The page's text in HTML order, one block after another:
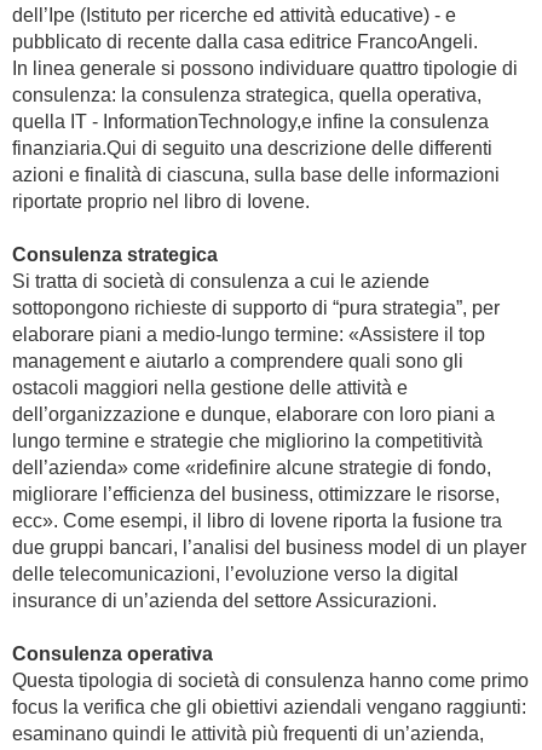
dell’Ipe (Istituto per ricerche ed attività educative) - e
pubblicato di recente dalla casa editrice FrancoAngeli.
In linea generale si possono individuare quattro tipologie di
consulenza: la consulenza strategica, quella operativa,
quella IT - InformationTechnology,e infine la consulenza
finanziaria.Qui di seguito una descrizione delle differenti
azioni e finalità di ciascuna, sulla base delle informazioni
riportate proprio nel libro di Iovene.
Consulenza strategica
Si tratta di società di consulenza a cui le aziende
sottopongono richieste di supporto di “pura strategia”, per
elaborare piani a medio-lungo termine: «Assistere il top
management e aiutarlo a comprendere quali sono gli
ostacoli maggiori nella gestione delle attività e
dell’organizzazione e dunque, elaborare con loro piani a
lungo termine e strategie che migliorino la competitività
dell’azienda» come «ridefinire alcune strategie di fondo,
migliorare l’efficienza del business, ottimizzare le risorse,
ecc». Come esempi, il libro di Iovene riporta la fusione tra
due gruppi bancari, l’analisi del business model di un player
delle telecomunicazioni, l’evoluzione verso la digital
insurance di un’azienda del settore Assicurazioni.
Consulenza operativa
Questa tipologia di società di consulenza hanno come primo
focus la verifica che gli obiettivi aziendali vengano raggiunti:
esaminano quindi le attività più frequenti di un’azienda,